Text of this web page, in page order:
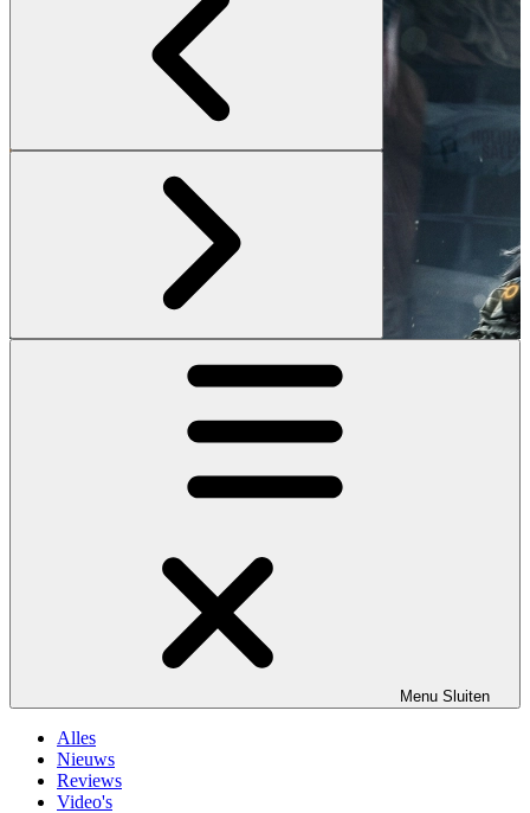
Menu Sluiten
Alles
Nieuws
Reviews
Video's